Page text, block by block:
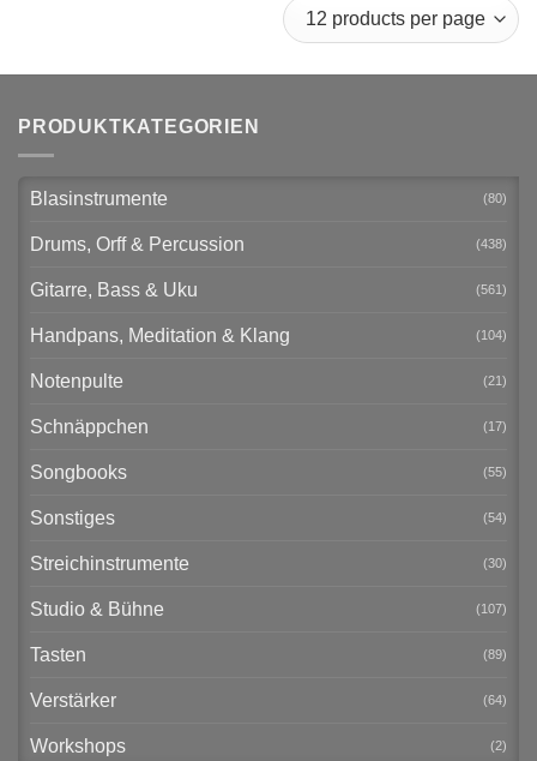
PRODUKTKATEGORIEN
Blasinstrumente (80)
Drums, Orff & Percussion (438)
Gitarre, Bass & Uku (561)
Handpans, Meditation & Klang (104)
Notenpulte (21)
Schnäppchen (17)
Songbooks (55)
Sonstiges (54)
Streichinstrumente (30)
Studio & Bühne (107)
Tasten (89)
Verstärker (64)
Workshops (2)